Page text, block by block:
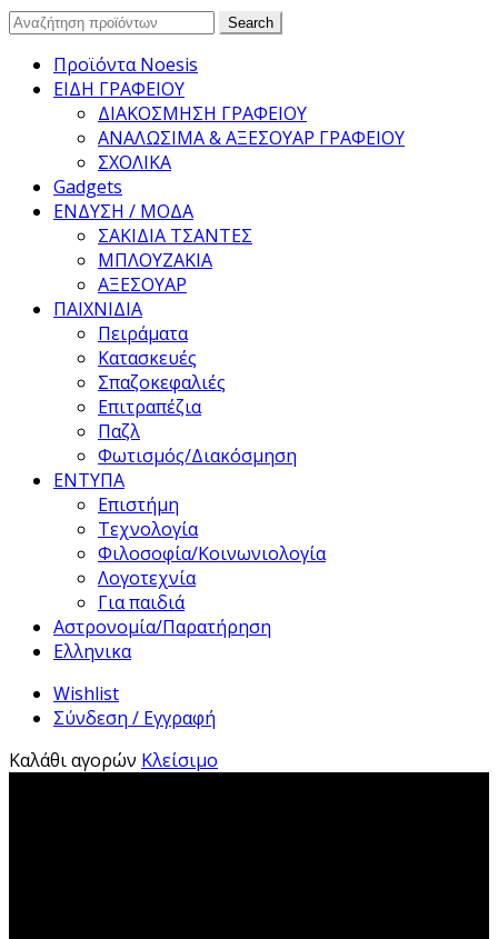
Search
Search
Προϊόντα Noesis
ΕΙΔΗ ΓΡΑΦΕΙΟΥ
ΔΙΑΚΟΣΜΗΣΗ ΓΡΑΦΕΙΟΥ
ΑΝΑΛΩΣΙΜΑ & ΑΞΕΣΟΥΑΡ ΓΡΑΦΕΙΟΥ
ΣΧΟΛΙΚΑ
Gadgets
ΕΝΔΥΣΗ / ΜΟΔΑ
ΣΑΚΙΔΙΑ ΤΣΑΝΤΕΣ
ΜΠΛΟΥΖΑΚΙΑ
ΑΞΕΣΟΥΑΡ
ΠΑΙΧΝΙΔΙΑ
Πειράματα
Κατασκευές
Σπαζοκεφαλιές
Επιτραπέζια
Παζλ
Φωτισμός/Διακόσμηση
ΕΝΤΥΠΑ
Επιστήμη
Τεχνολογία
Φιλοσοφία/Κοινωνιολογία
Λογοτεχνία
Για παιδιά
Αστρονομία/Παρατήρηση
Ελληνικα
Wishlist
Σύνδεση / Εγγραφή
Καλάθι αγορών Κλείσιμο